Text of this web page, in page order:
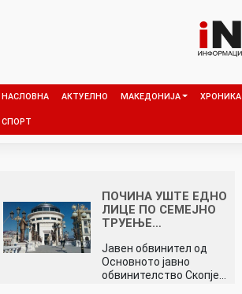
НАСЛОВНА АКТУЕЛНО МАКЕДОНИЈА ХРОНИКА
СПОРТ
ПОЧИНА УШТЕ ЕДНО
ЛИЦЕ ПО СЕМЕЈНО
ТРУЕЊЕ…
Јавен обвинител од
Основното јавно
обвинителство Скопје…